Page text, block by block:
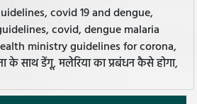
covid 19 and dengue,
covid, dengue malaria
ministry guidelines for corona,
के साथ डेंगू, मलेरिया का प्रबंधन कैसे होगा,